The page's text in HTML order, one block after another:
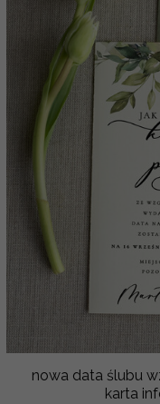
nowa data ślubu
karta